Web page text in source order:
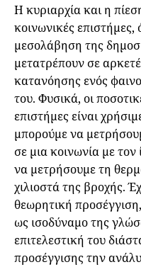
Η κυριαρχία και η
κοινωνικές
μεσολάβηση της
μετατρέπουν σε
κατανόησης ενός
του. Φυσικά, οι
επιστήμες είναι
μπορούμε να
σε μια κοινωνία με
να μετρήσουμε τη
χιλιοστά της βροχής.
θεωρητική
ως ισοδύναμο της
επιτελεστική του
προσέγγισης την